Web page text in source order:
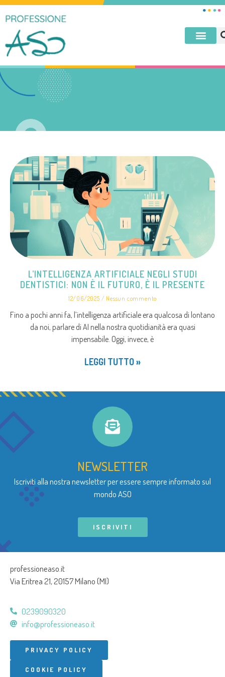
L’INTELLIGENZA ARTIFICIALE NEGLI STUDI
DENTISTICI: NON È IL FUTURO, È IL PRESENTE
12/06/2025 Nessun commento
Fino a pochi anni fa, l’intelligenza artificiale era qualcosa di lontano
da noi, parlare di AI nella nostra quotidianità era quasi
impensabile. Oggi, invece, è
LEGGI TUTTO »
NEWSLETTER
Iscriviti alla nostra newsletter per essere sempre informato sul
mondo ASO
ISCRIVITI
professioneaso.it
Via Eritrea 21, 20157 Milano (MI)
0239090320
info@professioneaso.it
PRIVACY POLICY
COOKIE POLICY